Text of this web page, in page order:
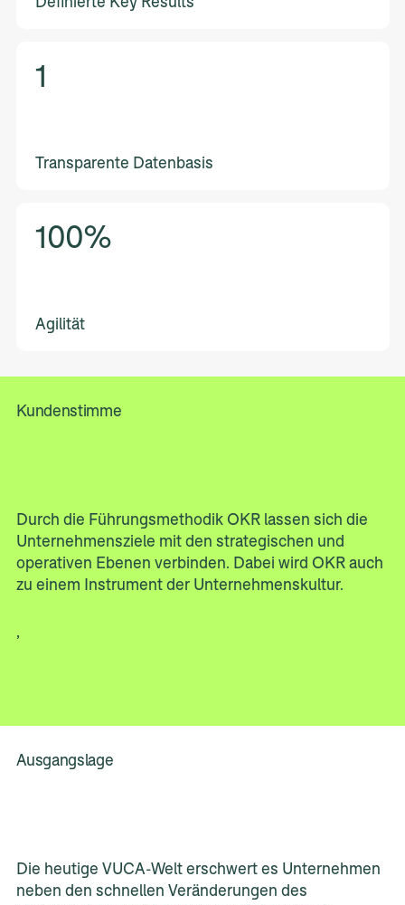
1
Transparente Datenbasis
100%
Agilität
Kundenstimme
Durch die Führungsmethodik OKR lassen sich die
Unternehmensziele mit den strategischen und
operativen Ebenen verbinden. Dabei wird OKR auch
zu einem Instrument der Unternehmenskultur.
,
Ausgangslage
Die heutige VUCA-Welt erschwert es Unternehmen
neben den schnellen Veränderungen des